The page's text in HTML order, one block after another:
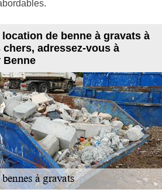
de benne à gravats à
adressez-vous à
Benne